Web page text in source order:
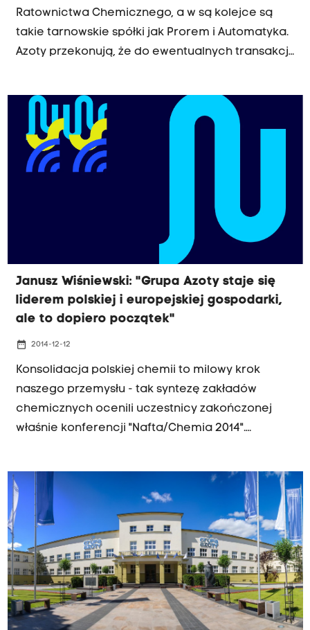
Ratownictwa Chemicznego, a w są kolejce są
takie tarnowskie spółki jak Prorem i Automatyka.
Azoty przekonują, że do ewentualnych transakcji
podkreślają, że to tylko chwilowe
zabezpieczenie.
Janusz Wiśniewski: "Grupa Azoty staje się
liderem polskiej i europejskiej gospodarki,
ale to dopiero początek"
date_range 2014-12-12
Konsolidacja polskiej chemii to milowy krok
naszego przemysłu - tak syntezę zakładów
chemicznych ocenili uczestnicy zakończonej
właśnie konferencji "Nafta/Chemia 2014".
przed naszą branżą nawozową stoi zadanie
zachowania bezpieczeństwa żywnościowego w
kraju i Europie - podkreślali uczestnicy
konferencji. W dwa lata po wielkiej syntezie z
Januszem Wiśniewskim, wiceprezesem Krajowej
Izby Gospodarczej i jednocześnie byłym
wiceprezesem tarnowskich Azotów rozmawiał
Jacek Bańka.